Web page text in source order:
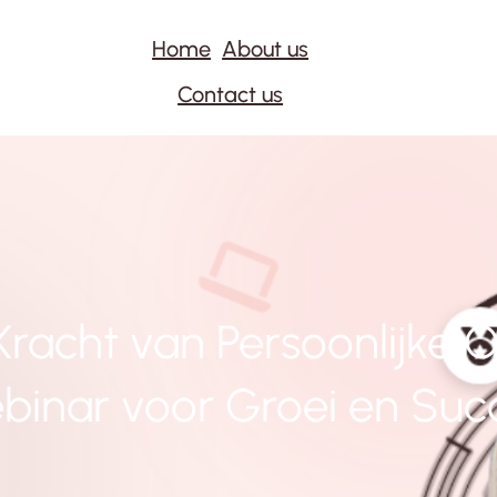
Home About us
Contact us
van Persoonlijke
voor Groei en